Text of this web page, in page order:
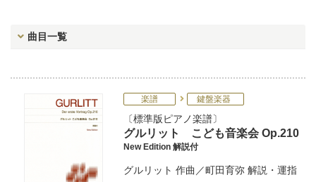
曲目一覧
楽譜 鍵盤楽器
標準版ピアノ楽譜
グルリット こども音楽会 Op.210
New Edition 解説付
グルリット 作曲／町田育弥 解説・運指